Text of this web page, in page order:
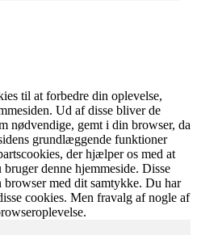
til at forbedre din oplevelse,
Ud af disse bliver de
nødvendige, gemt i din browser, da
grundlæggende funktioner
der hjælper os med at
denne hjemmeside. Disse
med dit samtykke. Du har
cookies. Men fravalg af nogle af